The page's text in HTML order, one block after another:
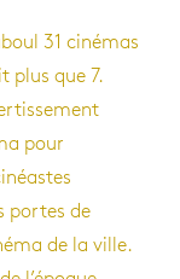
31 cinémas
plus que 7.
pour
portes de
de la ville.